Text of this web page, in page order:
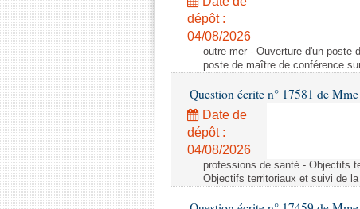
dépôt :
04/08/2026
outre-mer - Ouverture d'un poste
poste de maître de conférence
Question écrite n° 17581 de
Date de
dépôt :
04/08/2026
professions de santé - Objectifs
Objectifs territoriaux et suivi de